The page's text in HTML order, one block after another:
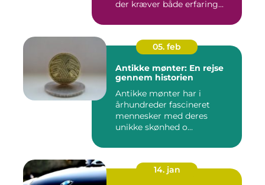
der kræver både erfaring...
05. feb
Antikke mønter: En rejse
gennem historien
Antikke mønter har i
århundreder fascineret
mennesker med deres
unikke skønhed o...
14. jan